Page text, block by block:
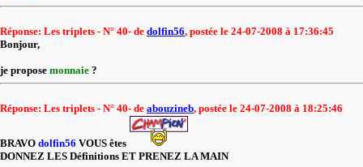
Réponse: Les triplets - N° 40- de dolfin56, postée le 24-07-2008 à 17:36:45
Bonjour,
je propose monnaie ?
Réponse: Les triplets - N° 40- de abouzineb, postée le 24-07-2008 à 18:25:46
BRAVO dolfin56 VOUS êtes
DONNEZ LES Définitions ET PRENEZ LA MAIN